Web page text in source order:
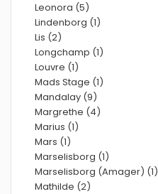
Leonora (5)
Lindenborg (1)
Lis (2)
Longchamp (1)
Louvre (1)
Mads Stage (1)
Mandalay (9)
Margrethe (4)
Marius (1)
Mars (1)
Marselisborg (1)
Marselisborg (Amager) (1)
Mathilde (2)